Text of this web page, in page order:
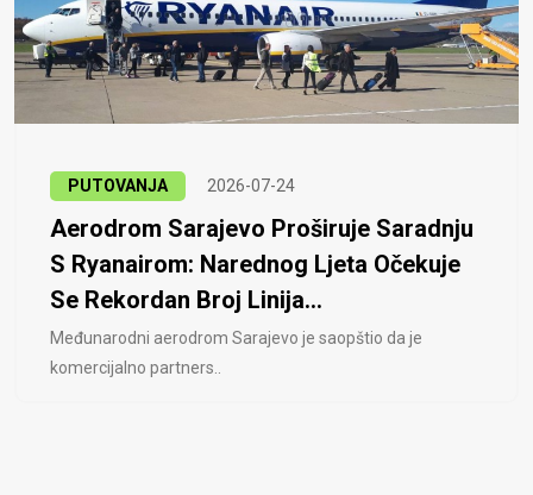
PUTOVANJA 2026-07-24
Aerodrom Sarajevo Proširuje Saradnju
S Ryanairom: Narednog Ljeta Očekuje
Se Rekordan Broj Linija...
Međunarodni aerodrom Sarajevo je saopštio da je
komercijalno partners..